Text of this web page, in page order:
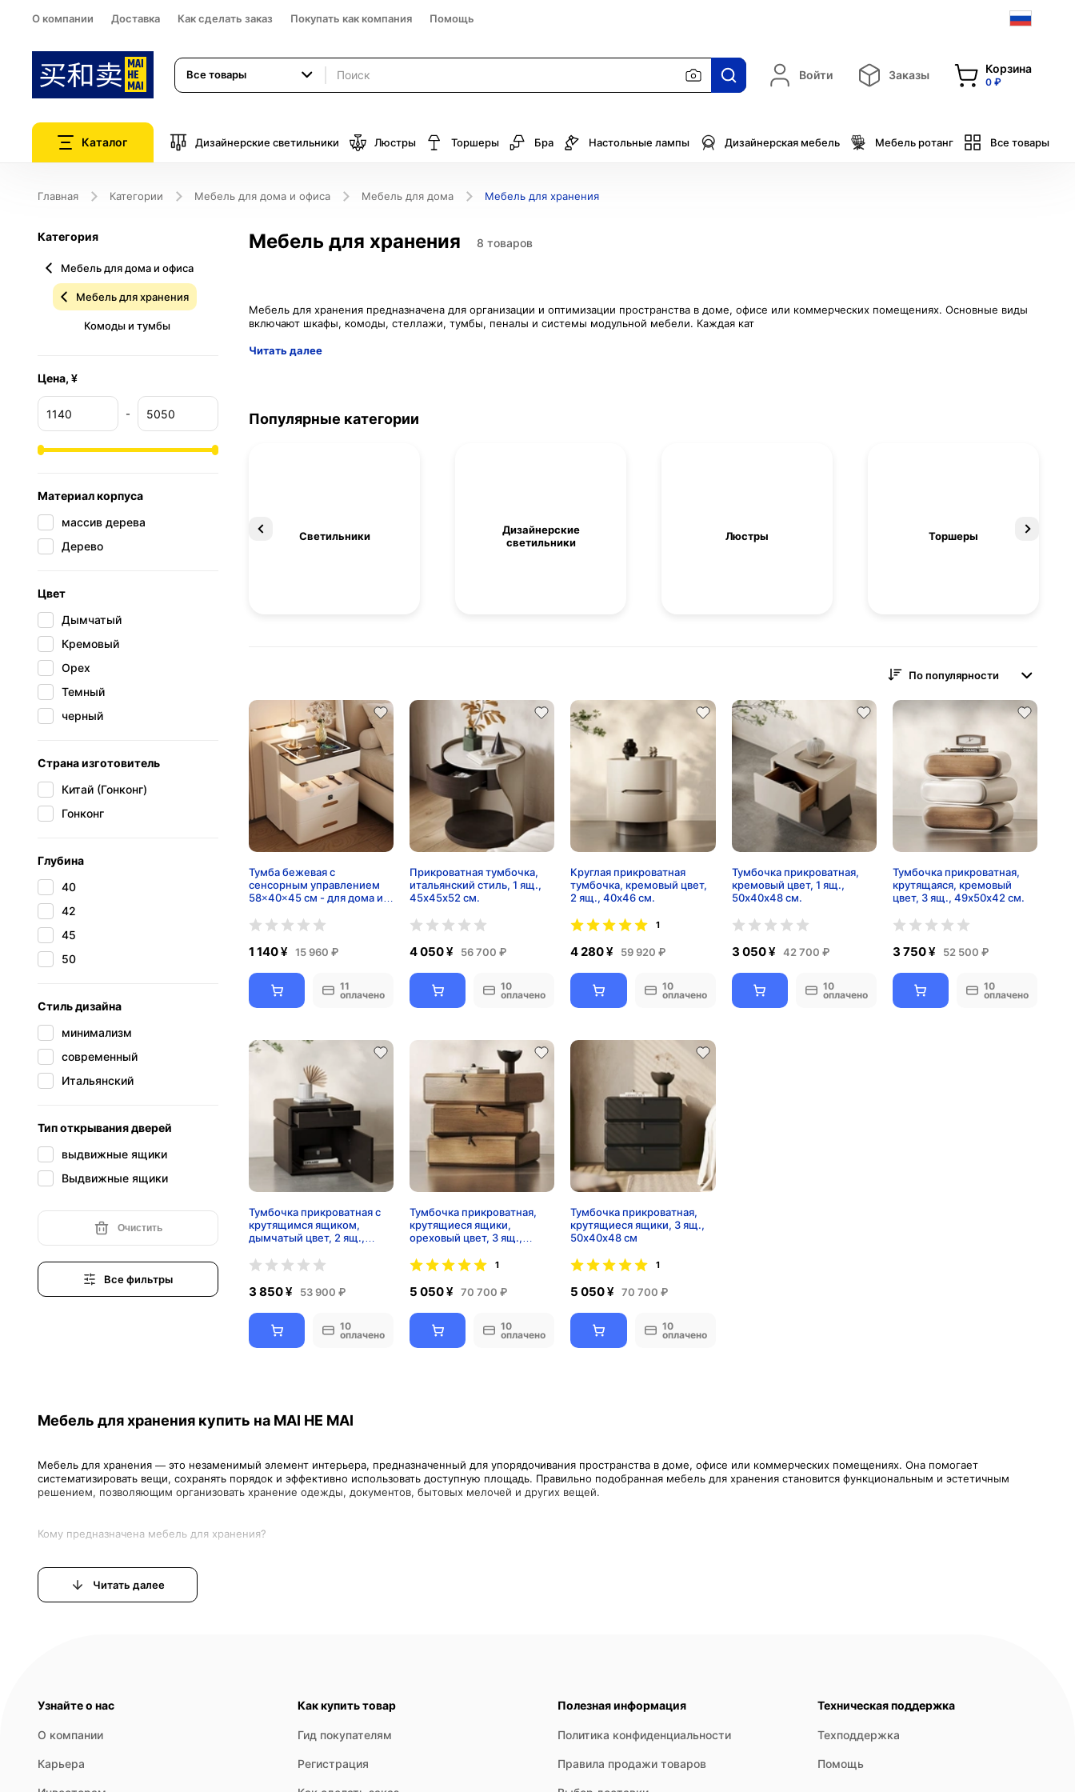
О компании Доставка Как сделать заказ Покупать как компания Помощь
Все товары Войти Заказы Корзина
0 ₽
Каталог Дизайнерские светильники Люстры Торшеры Бра Настольные лампы Дизайнерская мебель Мебель ротанг Все товары
Главная Категории Мебель для дома и офиса Мебель для дома Мебель для хранения
Категория
Мебель для дома и офиса
Мебель для хранения
Комоды и тумбы
Цена, ¥
-
Материал корпуса
массив дерева
Дерево
Цвет
Дымчатый
Кремовый
Орех
Темный
черный
Страна изготовитель
Китай (Гонконг)
Гонконг
Глубина
40
42
45
50
Стиль дизайна
минимализм
современный
Итальянский
Тип открывания дверей
выдвижные ящики
Выдвижные ящики
Очистить
Все фильтры
Мебель для хранения 8 товаров
Мебель для хранения предназначена для организации и оптимизации пространства в доме, офисе или коммерческих помещениях. Основные виды
Читать далее
Популярные категории
Светильники
Дизайнерские
светильники
Люстры Торшеры
По популярности
Тумба бежевая с
сенсорным управлением
58×40×45 см - для дома и
1 140 ¥ 15 960 ₽
11
оплачено
Прикроватная тумбочка,
итальянский стиль, 1 ящ.,
45х45х52 см.
4 050 ¥ 56 700 ₽
10
оплачено
Круглая прикроватная
тумбочка, кремовый цвет,
2 ящ., 40х46 см.
1
4 280 ¥ 59 920 ₽
10
оплачено
Тумбочка прикроватная,
кремовый цвет, 1 ящ.,
50х40х48 см.
3 050 ¥ 42 700 ₽
10
оплачено
Тумбочка прикроватная,
крутящаяся, кремовый
цвет, 3 ящ., 49х50х42 см.
3 750 ¥ 52 500 ₽
10
оплачено
Тумбочка прикроватная с
крутящимся ящиком,
дымчатый цвет, 2 ящ.,
3 850 ¥ 53 900 ₽
10
оплачено
Тумбочка прикроватная,
крутящиеся ящики,
ореховый цвет, 3 ящ.,
1
5 050 ¥ 70 700 ₽
10
оплачено
Тумбочка прикроватная,
крутящиеся ящики, 3 ящ.,
50х40х48 см
1
5 050 ¥ 70 700 ₽
10
оплачено
Мебель для хранения купить на MAI HE MAI
Мебель для хранения — это незаменимый элемент интерьера, предназначенный для упорядочивания пространства в доме, офисе или коммерческих помещениях. Она помогает
систематизировать вещи, сохранять порядок и эффективно использовать доступную площадь. Правильно подобранная мебель для хранения становится функциональным и эстетичным
Читать далее
Узнайте о нас
О компании
Карьера
Как купить товар
Гид покупателям
Регистрация
Полезная информация
Политика конфиденциальности
Правила продажи товаров
Техническая поддержка
Техподдержка
Помощь